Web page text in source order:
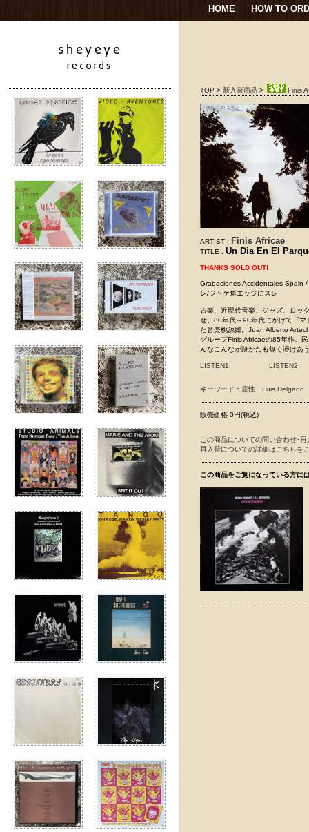
HOME HOW TO
TOP > 新入荷商品 > Finis
ARTIST : Finis Africae
TITLE : Un Dia En El
THANKS SOLD OUT!
Grabaciones Accidentales Spain
レ/ジャケ角エッジにスレ
古楽、近現代音楽、ジャズ、ロッ
せ、80年代～90年代にかけて『マ
た音楽桃源郷。Juan Alberto
グループFinis Africaeの85年作。
んなこんなが跡かたも無く溶けあ
LISTEN1 LISTEN2
キーワード： 霊性 Luis Delgado
販売価格 0円(税込)
この商品についての問い合わせ･
再入荷についての詳細はこちらを
この商品をご覧になっている方に